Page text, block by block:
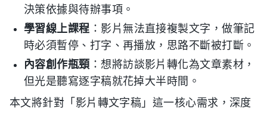
決策依據與待辦事項。
學習線上課程 ：影片無法直接複製文字，做筆記
時必須暫停、打字、再播放，思路不斷被打斷。
內容創作瓶頸 ：想將訪談影片轉化為文章素材，
但光是聽寫逐字稿就花掉大半時間。
本文將針對「影片轉文字稿」這一核心需求，深度